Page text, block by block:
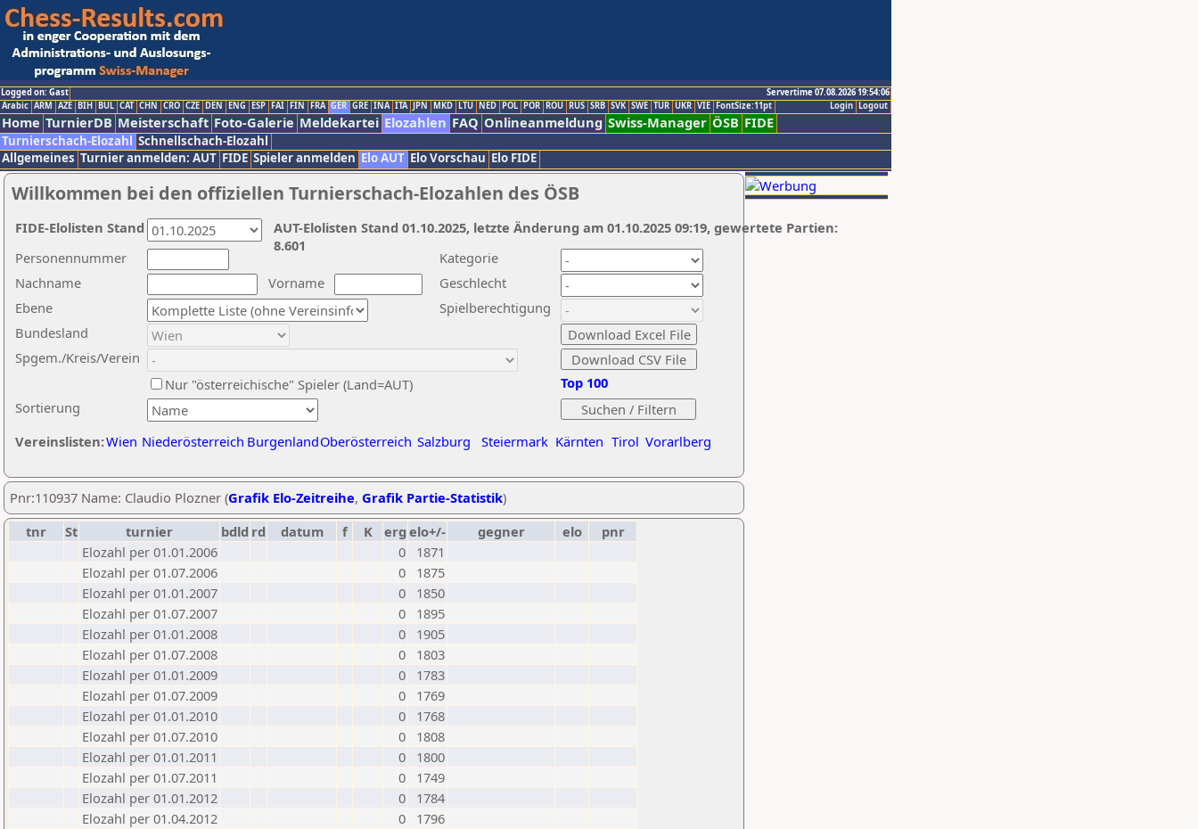
Logged on: Gast
Servertime 07.08.2026 19:54:06
Logout
Login
Arabic ARM AZE BIH BUL CAT CHN CRO CZE DEN ENG ESP FAI FIN FRA GER GRE INA ITA JPN MKD LTU NED POL POR ROU RUS SRB SVK SWE TUR UKR VIE FontSize:11pt
Home TurnierDB Meisterschaft Foto-Galerie Meldekartei Elozahlen FAQ Onlineanmeldung Swiss-Manager ÖSB FIDE
Turnierschach-Elozahl Schnellschach-Elozahl
Allgemeines Turnier anmelden: AUT FIDE Spieler anmelden Elo AUT Elo Vorschau Elo FIDE
Willkommen bei den offiziellen Turnierschach-Elozahlen des ÖSB
Nachname
Vorname
Ebene
Kategorie
Sortierung
Personennummer
Bundesland
Spgem./Kreis/Verein
Geschlecht
Nur "österreichische" Spieler (Land=AUT)
Spielberechtigung
Vereinslisten:Wien Niederösterreich BurgenlandOberösterreich Salzburg Steiermark Kärnten Tirol Vorarlberg
Top 100
AUT-Elolisten Stand 01.10.2025, letzte Änderung am 01.10.2025 09:19, gewertete Partien:
8.601
FIDE-Elolisten Stand
Pnr:110937 Name: Claudio Plozner (Grafik Elo-Zeitreihe, Grafik Partie-Statistik)
tnr
St turnier bdld rd datum f K erg elo+/- gegner elo
pnr
Elozahl per 01.01.2006
0
1871
Elozahl per 01.07.2006
0
1875
Elozahl per 01.01.2007
0
1850
Elozahl per 01.07.2007
0
1895
Elozahl per 01.01.2008
0
1905
Elozahl per 01.07.2008
0
1803
Elozahl per 01.01.2009
0
1783
Elozahl per 01.07.2009
0
1769
Elozahl per 01.01.2010
0
1768
Elozahl per 01.07.2010
0
1808
Elozahl per 01.01.2011
0
1800
Elozahl per 01.07.2011
0
1749
Elozahl per 01.01.2012
0
1784
Elozahl per 01.04.2012
0
1796